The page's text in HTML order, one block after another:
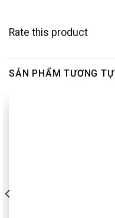
Rate this product
SẢN PHẨM TƯƠNG TỰ